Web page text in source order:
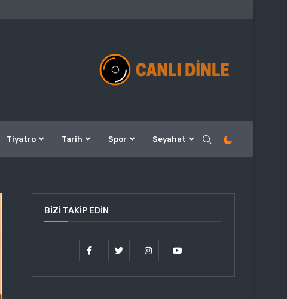
Tiyatro Tarih Spor Seyahat
BIZI TAKIP EDIN